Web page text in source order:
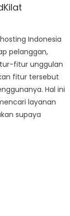
Indonesia
pelanggan,
fitur unggulan
fitur tersebut
Hal ini
layanan
supaya